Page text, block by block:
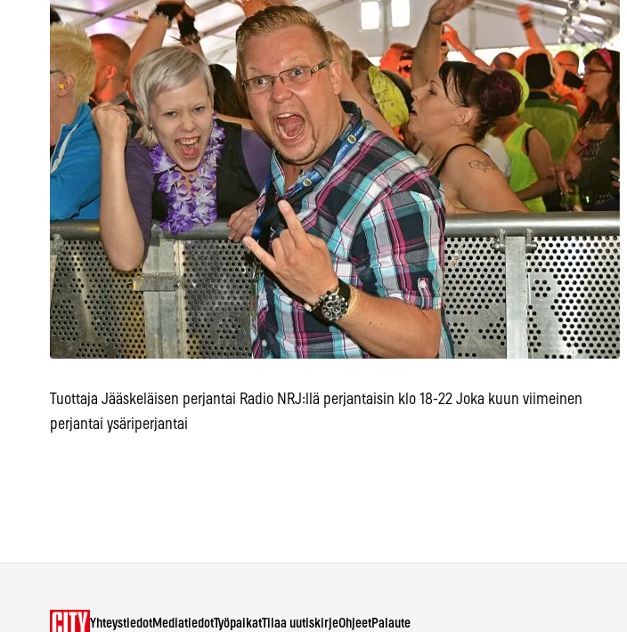
Tuottaja Jääskeläisen perjantai Radio NRJ:llä perjantaisin klo 18-22 Joka kuun viimeinen
perjantai ysäriperjantai
YhteystiedotMediatiedotTyöpaikatTilaa uutiskirjeOhjeetPalaute